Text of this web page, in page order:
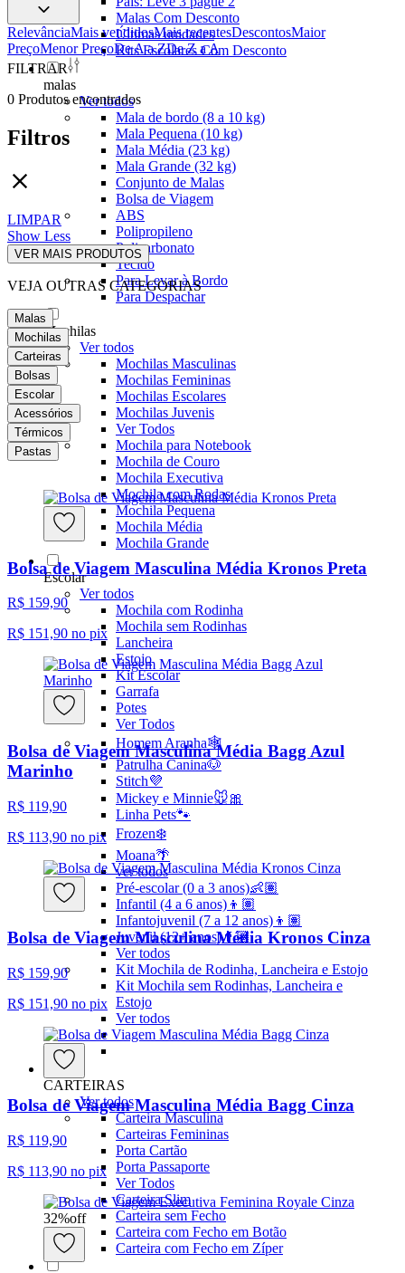
Malas Com Desconto
Últimas unidades
Kits Escolares Com Desconto
malas
Ver todos
Mala de bordo (8 a 10 kg)
Mala Pequena (10 kg)
Mala Média (23 kg)
Mala Grande (32 kg)
Conjunto de Malas
Bolsa de Viagem
ABS
Polipropileno
Policarbonato
Tecido
Para Levar à Bordo
Para Despachar
Mochilas
Ver todos
Mochilas Masculinas
Mochilas Femininas
Mochilas Escolares
Mochilas Juvenis
Ver Todos
Mochila para Notebook
Mochila de Couro
Mochila Executiva
Mochila com Rodas
Mochila Pequena
Mochila Média
Mochila Grande
Escolar
Ver todos
Mochila com Rodinha
Mochila sem Rodinhas
Lancheira
Estojo
Kit Escolar
Garrafa
Potes
Ver Todos
Homem Aranha🕸️
Patrulha Canina🐶
Stitch💜
Mickey e Minnie🐭🎀
Linha Pets🐾
Frozen❄️
Moana🌴
ver todos
Pré-escolar (0 a 3 anos)👶🏽
Infantil (4 a 6 anos)👦🏽
Infantojuvenil (7 a 12 anos)👦🏽
Juvenil (12+ anos)👨🏽
Ver todos
Kit Mochila de Rodinha, Lancheira e Estojo
Kit Mochila sem Rodinhas, Lancheira e
Estojo
Ver todos
CARTEIRAS
Ver todos
Carteira Masculina
Carteiras Femininas
Porta Cartão
Porta Passaporte
Ver Todos
Carteira Slim
Carteira sem Fecho
Carteira com Fecho em Botão
Carteira com Fecho em Zíper
RelevânciaMais vendidosMais recentesDescontosMaior
PreçoMenor PreçoDe A a ZDe Z a A
FILTRAR
0 Produtos encontrados
Filtros
LIMPAR
Show Less
VER MAIS PRODUTOS
VEJA OUTRAS CATEGORIAS
Malas
Mochilas
Carteiras
Bolsas
Escolar
Acessórios
Térmicos
Pastas
Bolsa de Viagem Masculina Média Kronos Preta
R$ 159,90
R$ 151,90 no pix
Bolsa de Viagem Masculina Média Bagg Azul
Marinho
R$ 119,90
R$ 113,90 no pix
Bolsa de Viagem Masculina Média Kronos Cinza
R$ 159,90
R$ 151,90 no pix
Bolsa de Viagem Masculina Média Bagg Cinza
R$ 119,90
R$ 113,90 no pix
32%off